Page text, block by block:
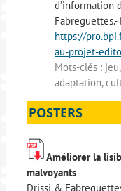
d’information
https://
au-projet-
Mots-clés :
adaptation,
POSTERS
Améliorer la
malvoyants
Drissi &